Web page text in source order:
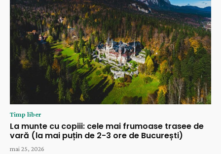
Timp liber
La munte cu copiii: cele mai frumoase trasee de
vară (la mai puțin de 2-3 ore de București)
mai 25, 2026